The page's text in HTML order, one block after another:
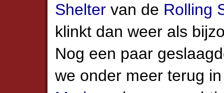
Shelter van de Rolling
klinkt dan weer als
Nog een paar
we onder meer terug